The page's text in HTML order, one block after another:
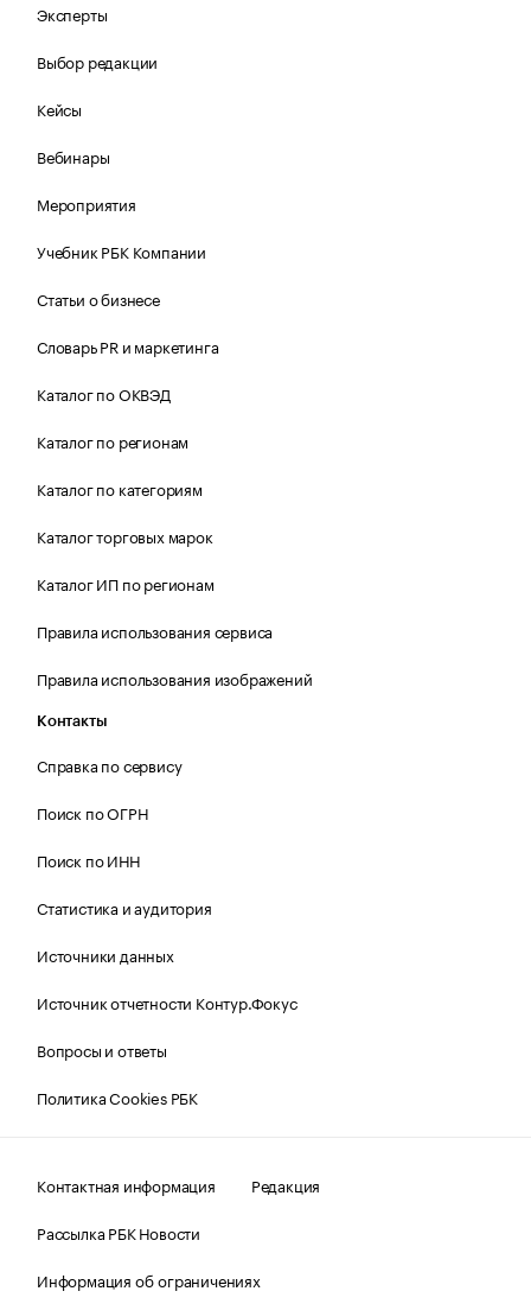
Эксперты
Выбор редакции
Кейсы
Вебинары
Мероприятия
Учебник РБК Компании
Статьи о бизнесе
Словарь PR и маркетинга
Каталог по ОКВЭД
Каталог по регионам
Каталог по категориям
Каталог торговых марок
Каталог ИП по регионам
Правила использования сервиса
Правила использования изображений
Контакты
Справка по сервису
Поиск по ОГРН
Поиск по ИНН
Статистика и аудитория
Источники данных
Источник отчетности Контур.Фокус
Вопросы и ответы
Политика Cookies РБК
Контактная информация
Редакция
Рассылка РБК Новости
Информация об ограничениях